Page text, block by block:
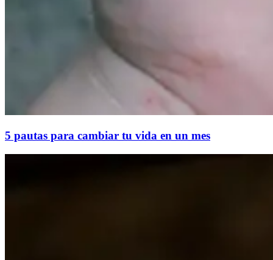
5 pautas para cambiar tu vida en un mes